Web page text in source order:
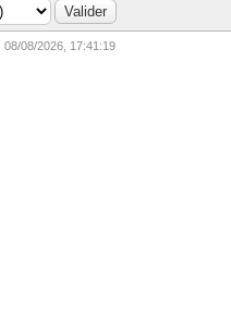
08/08/2026, 17:41:19